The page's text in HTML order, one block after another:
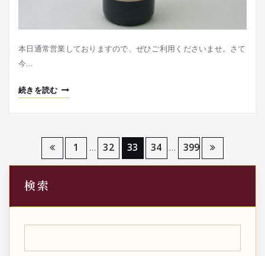
本日通常営業しておりますので、ぜひご利用くださいませ。さて
今…
続きを読む
稿
1 … 32 33 34 … 399
検索